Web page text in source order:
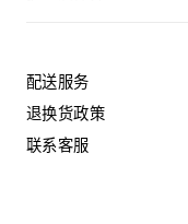
议您：
- 防止潮湿；避免接触
如果您的手袋不慎接触
配送服务
退换货政策
联系客服